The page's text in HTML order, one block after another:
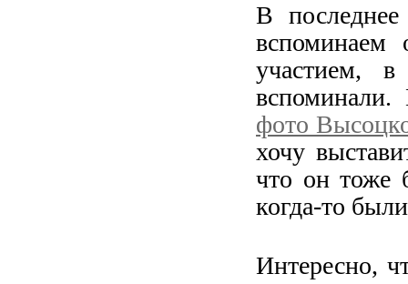
В
участием,
фото
хочу
что он тоже
когда-то
Интересно,